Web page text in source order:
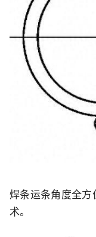
焊条运条角度全方
术。